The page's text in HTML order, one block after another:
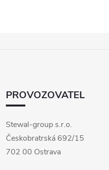
PROVOZOVATEL
Stewal-group s.r.o.
Českobratrská 692/15
702 00 Ostrava